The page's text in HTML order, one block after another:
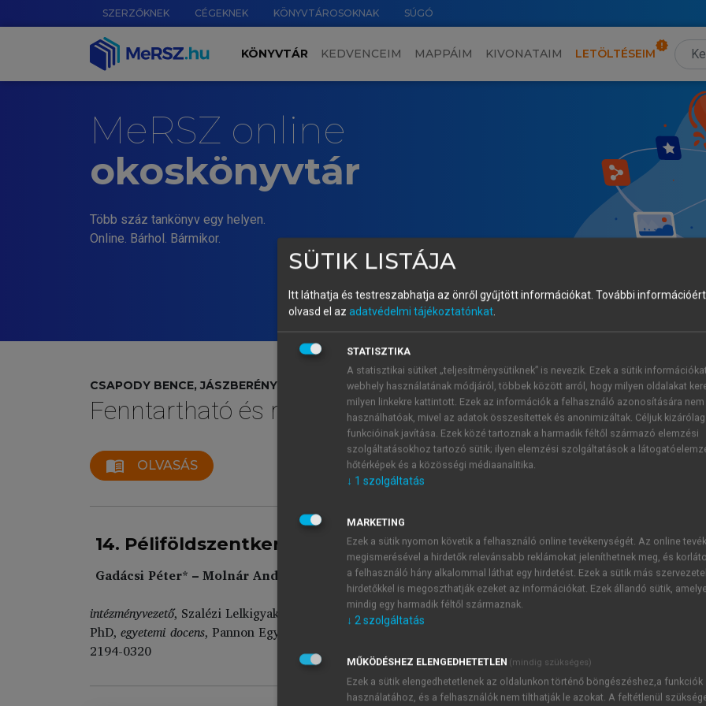
SZERZŐKNEK CÉGEKNEK KÖNYVTÁROSOKNAK SÚGÓ
KÖNYVTÁR KEDVENCEIM MAPPÁIM KIVONATAIM LETÖLTÉSEIM
MeRSZ online
okoskönyvtár
Több száz tankönyv egy helyen.
Online. Bárhol. Bármikor.
CSAPODY BENCE, JÁSZBERÉNYI MELINDA, MISKOLCZI MÁRK (SZERK.)
Fenntartható és regeneratív megközelítések az aktív és
menu_book OLVASÁS
14. Péliföldszentkereszt: egy vallási központ és aktív turisztikai
Gadácsi Péter* – Molnár András J.**
intézményvezető, Szalézi Lelkigyakorlat Ház,
gadacsi.peter@szaleziak.hu
PhD,egyetemi docens, Pannon Egyetem; tudományos főmunkatárs
2194-0320
SÜTIK LISTÁJA
Itt láthatja és testreszabhatja az önről gyűjtött információkat. További
olvasd el az adatvédelmi tájékoztatónkat
STATISZTIKA
A statisztikai sütiket „teljesítménysütiknek” is nevezik. Ezek a sütik
webhely használatának módjáról, többek között arról, hogy milyen oldalakat
milyen linkekre kattintott. Ezek az információk a felhasználó azonosítására nem
használhatóak, mivel az adatok összesítettek és anonimizáltak. Céljuk kizárólag
funkcióinak javítása. Ezek közé tartoznak a harmadik féltől származó elemzési
szolgáltatásokhoz tartozó sütik; ilyen elemzési szolgáltatások a
hőtérképek és a közösségi médiaanalitika.
↓ 1 szolgáltatás
MARKETING
Ezek a sütik nyomon követik a felhasználó online tevékenységét. Az online
megismerésével a hirdetők relevánsabb reklámokat jeleníthetnek meg, és
a felhasználó hány alkalommal láthat egy hirdetést. Ezek a sütik más
hirdetőkkel is megoszthatják ezeket az információkat. Ezek állandó sütik,
mindig egy harmadik féltől származnak.
↓ 2 szolgáltatás
MŰKÖDÉSHEZ ELENGEDHETETLEN (mindig szükséges)
Ezek a sütik elengedhetetlenek az oldalunkon történő böngészéshez,a funkciók
használatához, és a felhasználók nem tilthatják le azokat. A feltétlenül